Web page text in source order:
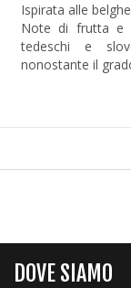
Ispirata alle
Note di frutta e
tedeschi e
nonostante il
DOVE SIAMO